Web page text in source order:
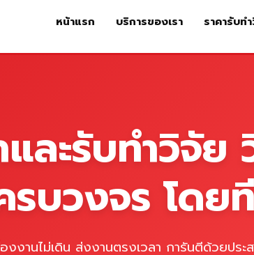
หน้าแรก บริการของ
หน้าแรก บริการของเรา ราคารับท
ละรับทำวิจั
บวงจร โดย
งงานไม่เดิน ส่งงานตรงเวลา การันตีด้วยปร